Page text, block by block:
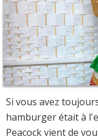
Si vous avez
hamburger était à
Peacock vient de